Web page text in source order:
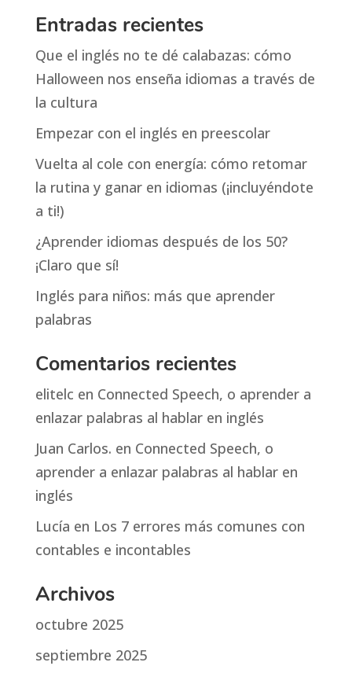
Entradas recientes
Que el inglés no te dé calabazas: cómo
Halloween nos enseña idiomas a través de
la cultura
Empezar con el inglés en preescolar
Vuelta al cole con energía: cómo retomar
la rutina y ganar en idiomas (¡incluyéndote
a ti!)
¿Aprender idiomas después de los 50?
¡Claro que sí!
Inglés para niños: más que aprender
palabras
Comentarios recientes
elitelc en Connected Speech, o aprender a
enlazar palabras al hablar en inglés
Juan Carlos. en Connected Speech, o
aprender a enlazar palabras al hablar en
inglés
Lucía en Los 7 errores más comunes con
contables e incontables
Archivos
octubre 2025
septiembre 2025